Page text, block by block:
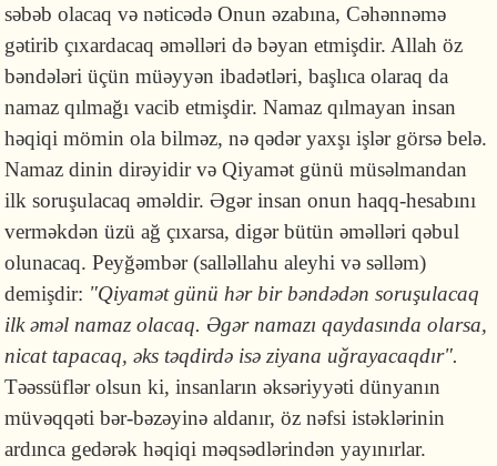
səbəb olacaq və nəticədə Onun əzabına, Cəhənnəmə
gətirib çıxardacaq əməlləri də bəyan etmişdir. Allah öz
bəndələri üçün müəyyən ibadətləri, başlıca olaraq da
namaz qılmağı vacib etmişdir. Namaz qılmayan insan
həqiqi mömin ola bilməz, nə qədər yaxşı işlər görsə belə.
Namaz dinin dirəyidir və Qiyamət günü müsəlmandan
ilk soruşulacaq əməldir. Əgər insan onun haqq-hesabını
verməkdən üzü ağ çıxarsa, digər bütün əməlləri qəbul
olunacaq. Peyğəmbər (salləllahu aleyhi və səlləm)
demişdir: "Qiyamət günü hər bir bəndədən soruşulacaq
ilk əməl namaz olacaq. Əgər namazı qaydasında olarsa,
nicat tapacaq, əks təqdirdə isə ziyana uğrayacaqdır".
Təəssüflər olsun ki, insanların əksəriyyəti dünyanın
müvəqqəti bər-bəzəyinə aldanır, öz nəfsi istəklərinin
ardınca gedərək həqiqi məqsədlərindən yayınırlar.